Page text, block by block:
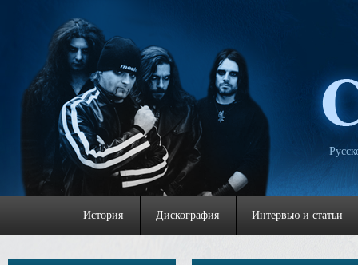
История Дискография Интервью и статьи